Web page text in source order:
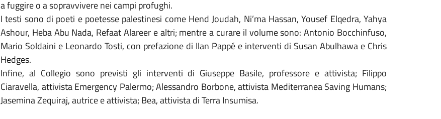
a fuggire o a sopravvivere nei campi profughi.
I testi sono di poeti e poetesse palestinesi come Hend Joudah, Ni’ma Hassan, Yousef Elqedra, Yahya
Ashour, Heba Abu Nada, Refaat Alareer e altri; mentre a curare il volume sono: Antonio Bocchinfuso,
Mario Soldaini e Leonardo Tosti, con prefazione di Ilan Pappé e interventi di Susan Abulhawa e Chris
Hedges.
Infine, al Collegio sono previsti gli interventi di Giuseppe Basile, professore e attivista; Filippo
Ciaravella, attivista Emergency Palermo; Alessandro Borbone, attivista Mediterranea Saving Humans;
Jasemina Zequiraj, autrice e attivista; Bea, attivista di Terra Insumisa.